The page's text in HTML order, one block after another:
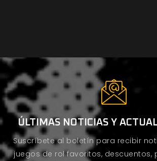
ÚLTIMAS NOTICIAS Y
Suscríbete al boletín para recibir
juegos de rol favoritos, descuentos,